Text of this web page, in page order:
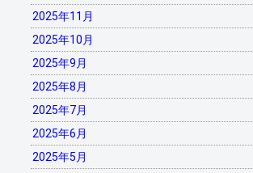
2025年11月
2025年10月
2025年9月
2025年8月
2025年7月
2025年6月
2025年5月